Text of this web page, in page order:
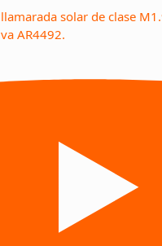
solar de clase
AR4492.